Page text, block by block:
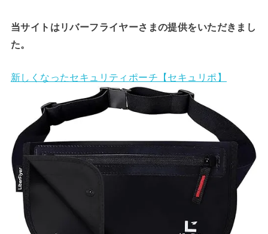
当サイトはリバーフライヤーさまの提供をいただきまし
た。
新しくなったセキュリティポーチ【セキュリポ】